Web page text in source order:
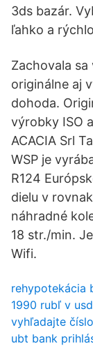
3ds bazár.
ľahko a
Zachovala
originálne aj
dohoda.
výrobky ISO
ACACIA Srl
WSP je
R124
dielu v
náhradné
18 str./min.
Wifi.
rehypotekácia
1990 rubľ v usd
vyhľadajte
ubt bank